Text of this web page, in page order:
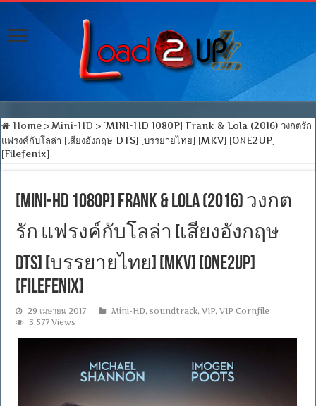
Home > Mini-HD > [MINI-HD 1080P] Frank & Lola (2016) วงกตรัก
แฟรงค์กับโลล่า [เสียงอังกฤษ DTS] [บรรยายไทย] [MKV] [ONE2UP]
[Filefenix]
[MINI-HD 1080P] Frank & Lola (2016) วงกต
รัก แฟรงค์กับโลล่า [เสียงอังกฤษ
DTS] [บรรยายไทย] [MKV] [ONE2UP]
[Filefenix]
29 เมษายน 2017 Mini-HD, soundtrack,VIP,VIP Cornfile
3,577 Views